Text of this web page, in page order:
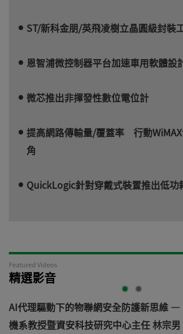
ST/新科金朋/英飛凌樹立晶圓級封裝
恩智浦微控制器平台加速車用軟體設
微芯推出非揮發性數位電位計
提高網路傳輸量/覆蓋率 行動
角
QuickLogic針對穿戴式裝置推出低
Featured Videos
精選影音
AI代理驅動下的物聯網安全防護新思維 —
機系教授暨資安科技研究中心主任 林宗男